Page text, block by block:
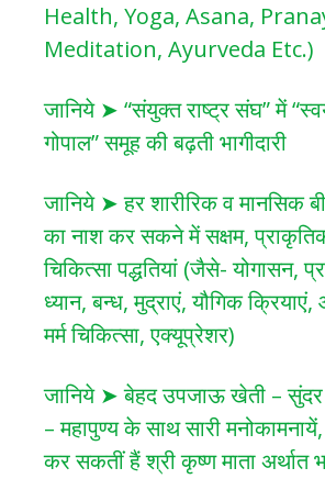
Health, Yoga, Asana,
Meditation, Ayurveda Etc.)
जानिये ➤ “संयुक्त राष्ट्र संघ” में
गोपाल” समूह की बढ़ती भागीदारी
जानिये ➤ हर शारीरिक व मानसिक
का नाश कर सकने में सक्षम,
चिकित्सा पद्धतियां (जैसे- योगासन,
ध्यान, बन्ध, मुद्राएं, यौगिक क्रियाएं,
मर्म चिकित्सा, एक्यूप्रेशर)
जानिये ➤ बेहद उपजाऊ खेती – सुंदर
– महापुण्य के साथ सारी
कर सकतीं हैं श्री कृष्ण माता अर्थात